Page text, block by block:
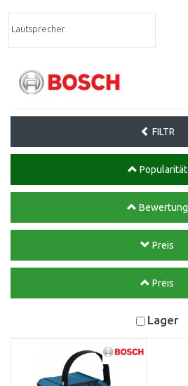
Lautsprecher
FILTR
Popularität
Bewertung
Preis
Preis
Lager